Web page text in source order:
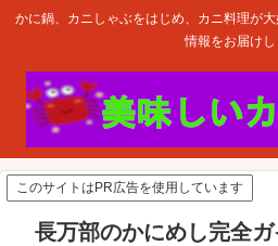
かに鍋、カニしゃぶをはじめ、カニ料理が
情報をお届け
このサイトはPR広告を使用しています
長万部のかにめし完全